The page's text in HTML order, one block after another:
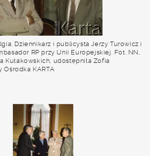
Dziennikarz i publicysta Jerzy Turowicz i
RP przy Unii Europejskiej. Fot. NN,
Kułakowskich, udostępniła Zofia
Ośrodka KARTA